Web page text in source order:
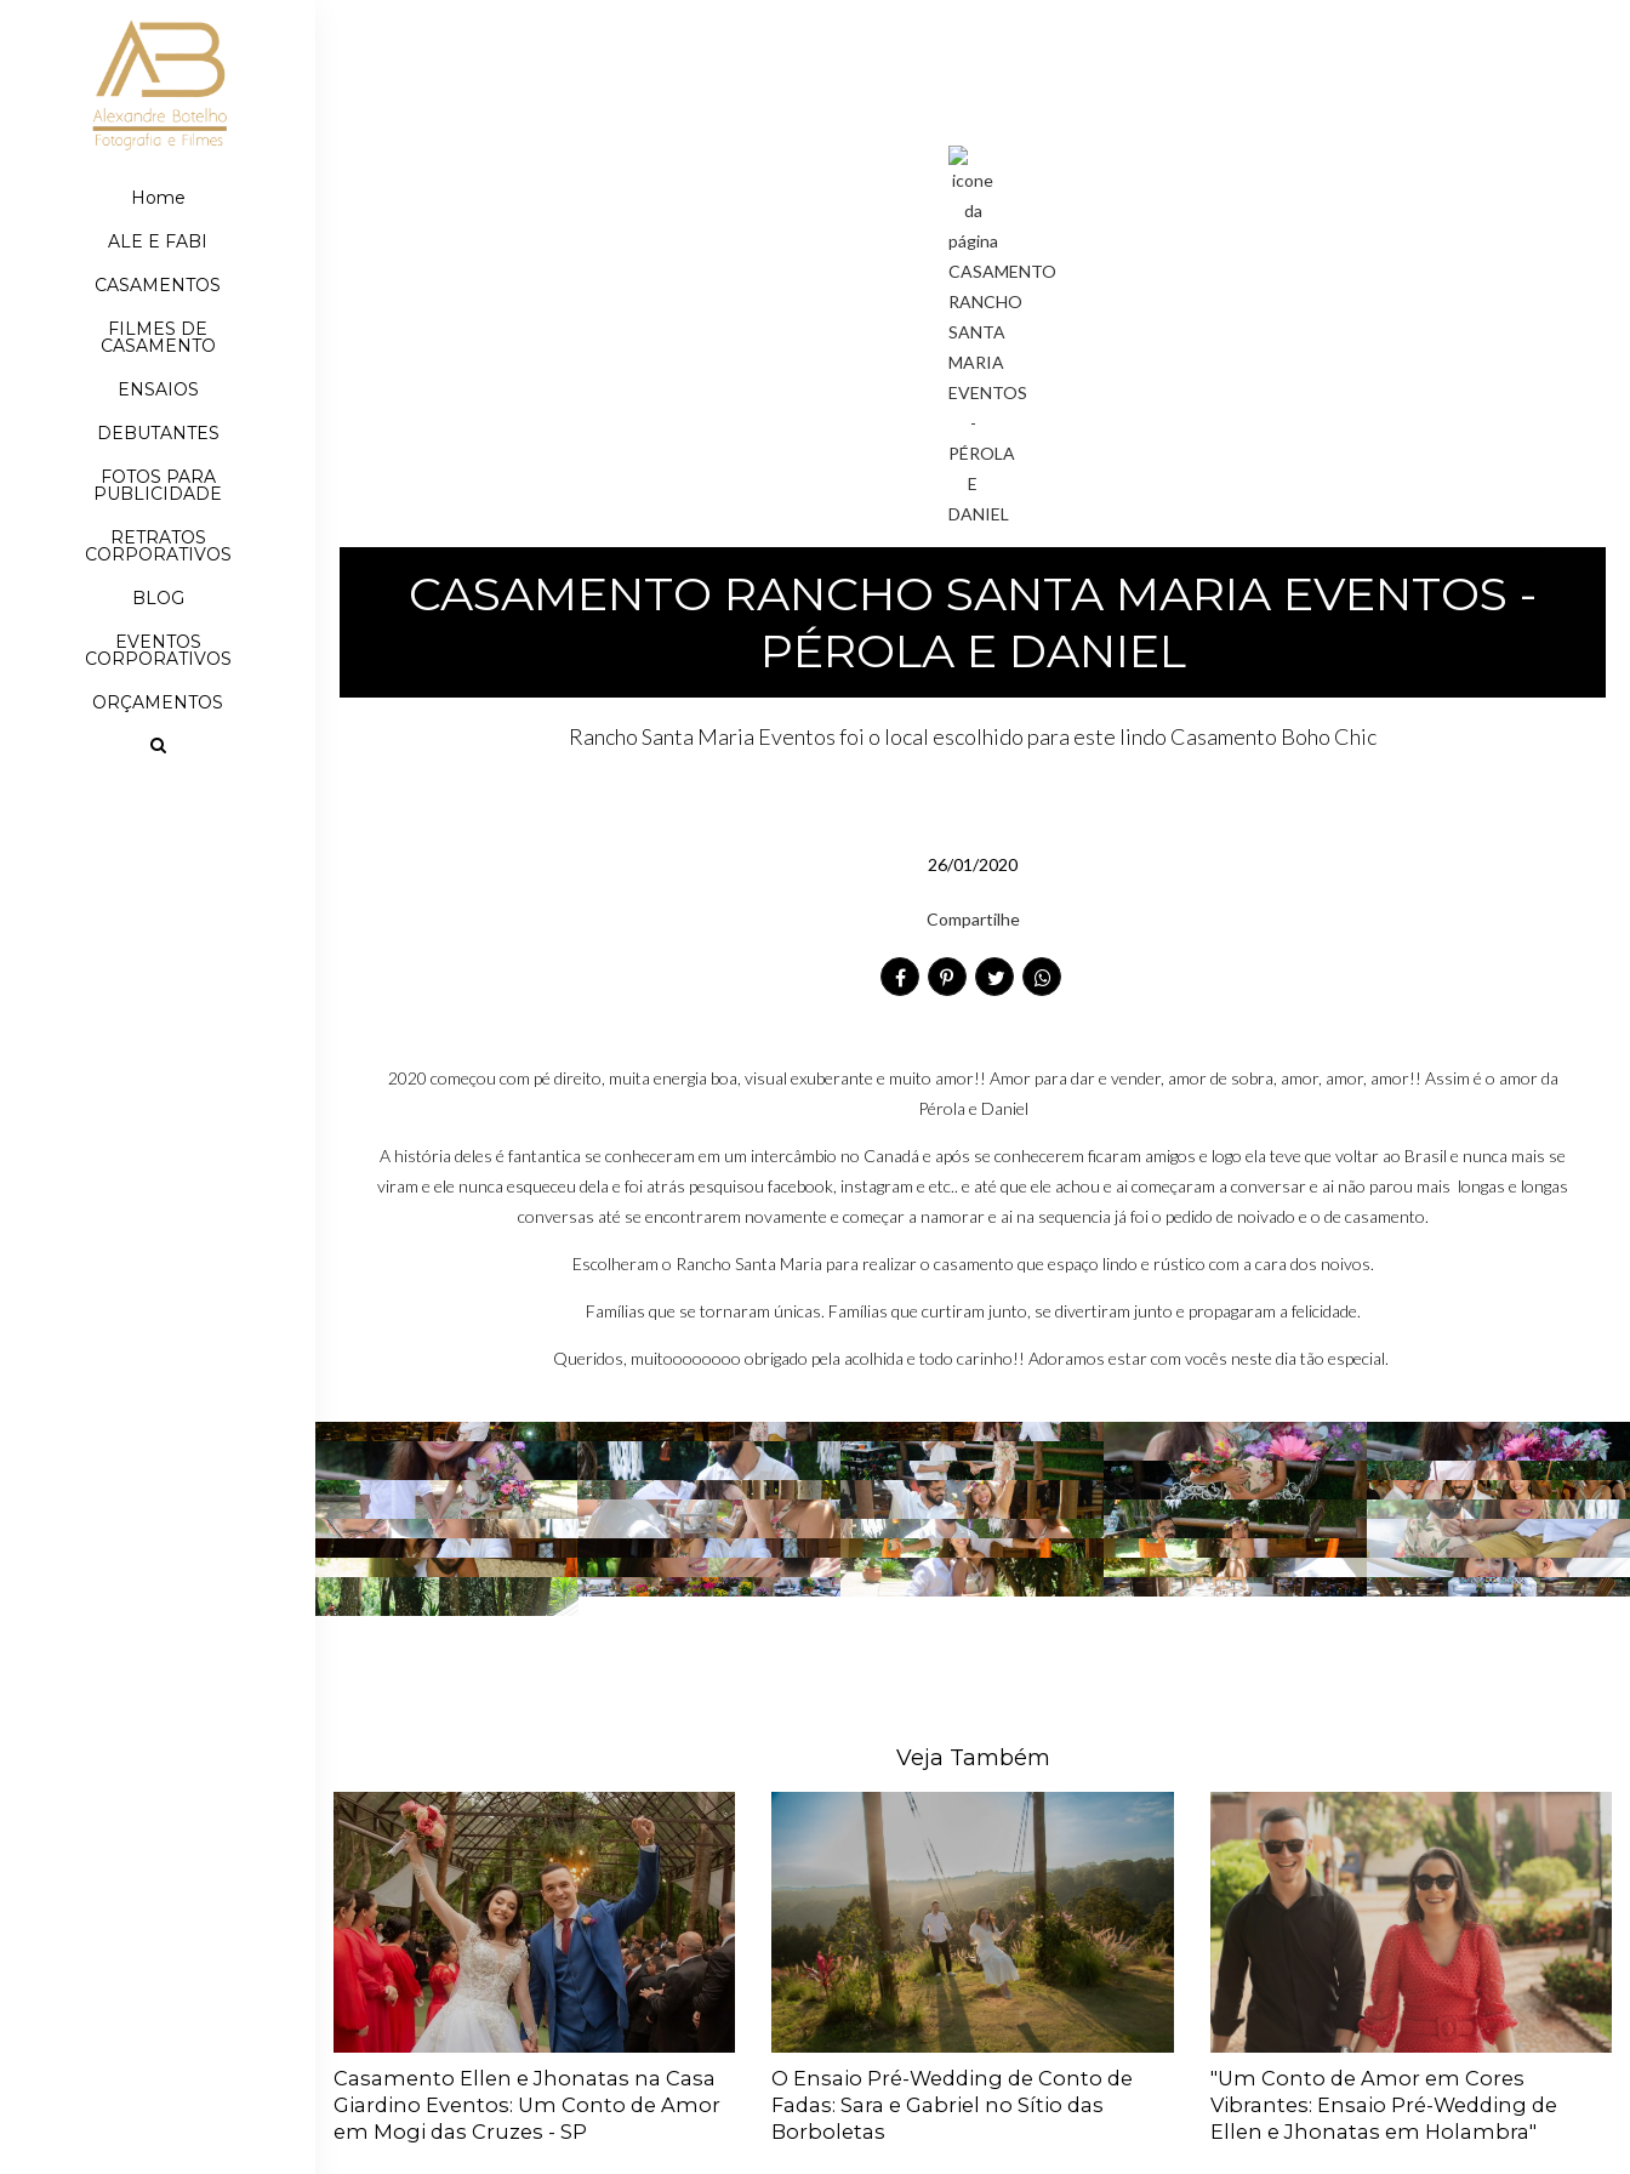
Home
ALE E FABI
CASAMENTOS
FILMES DE
CASAMENTO
ENSAIOS
DEBUTANTES
FOTOS PARA
PUBLICIDADE
RETRATOS
CORPORATIVOS
BLOG
EVENTOS
CORPORATIVOS
ORÇAMENTOS
CASAMENTO RANCHO SANTA MARIA EVENTOS -
PÉROLA E DANIEL
Rancho Santa Maria Eventos foi o local escolhido para este lindo Casamento Boho Chic
26/01/2020
Compartilhe
2020 começou com pé direito, muita energia boa, visual exuberante e muito amor!! Amor para dar e vender, amor de sobra, amor, amor, amor!! Assim é o amor da
Pérola e Daniel
A história deles é fantantica se conheceram em um intercâmbio no Canadá e após se conhecerem ficaram amigos e logo ela teve que voltar ao Brasil e nunca mais se
viram e ele nunca esqueceu dela e foi atrás pesquisou facebook, instagram e etc.. e até que ele achou e ai começaram a conversar e ai não parou mais longas e longas
conversas até se encontrarem novamente e começar a namorar e ai na sequencia já foi o pedido de noivado e o de casamento.
Escolheram o Rancho Santa Maria para realizar o casamento que espaço lindo e rústico com a cara dos noivos.
Famílias que se tornaram únicas. Famílias que curtiram junto, se divertiram junto e propagaram a felicidade.
Queridos, muitoooooooo obrigado pela acolhida e todo carinho!! Adoramos estar com vocês neste dia tão especial.
Veja Também
Casamento Ellen e Jhonatas na Casa
Giardino Eventos: Um Conto de Amor
em Mogi das Cruzes - SP
O Ensaio Pré-Wedding de Conto de
Fadas: Sara e Gabriel no Sítio das
Borboletas
"Um Conto de Amor em Cores
Vibrantes: Ensaio Pré-Wedding de
Ellen e Jhonatas em Holambra"